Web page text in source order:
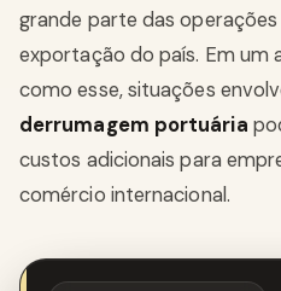
grande parte das
exportação do país. Em um
como esse, situações
derrumagem portuária
custos adicionais para
comércio internacional.